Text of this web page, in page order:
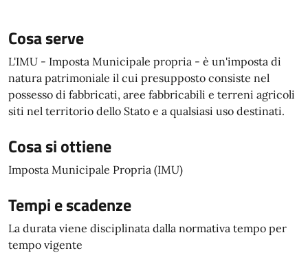
Cosa serve
L'IMU - Imposta Municipale propria - è un'imposta di
natura patrimoniale il cui presupposto consiste nel
possesso di fabbricati, aree fabbricabili e terreni agricoli
siti nel territorio dello Stato e a qualsiasi uso destinati.
Cosa si ottiene
Imposta Municipale Propria (IMU)
Tempi e scadenze
La durata viene disciplinata dalla normativa tempo per
tempo vigente